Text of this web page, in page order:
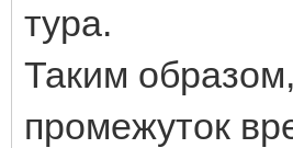
тура.
Таким
промежуток